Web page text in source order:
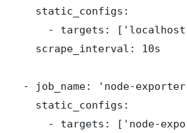
    static_configs:
- targets:
    scrape_interval: 10s
- job_name: 'node-
    static_configs:
- targets: ['node-